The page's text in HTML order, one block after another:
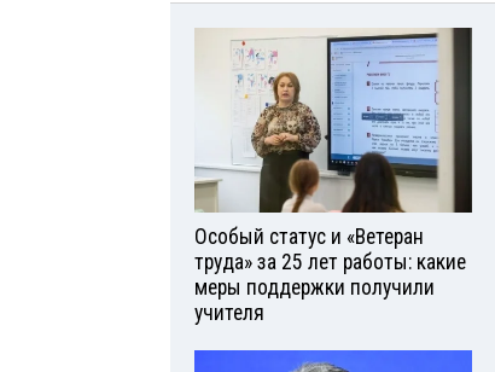
Особый статус и «Ветеран
труда» за 25 лет работы: какие
меры поддержки получили
учителя